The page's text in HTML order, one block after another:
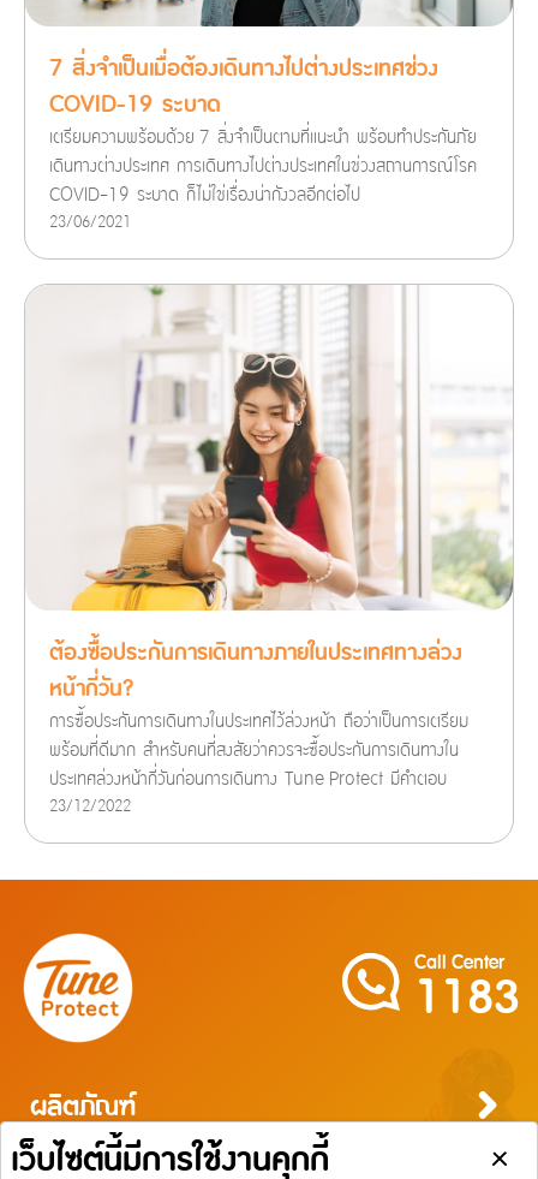
7 สิ่งจำเป็นเมื่อต้องเดินทางไปต่างประเทศช่วง
COVID-19 ระบาด
เตรียมความพร้อมด้วย 7 สิ่งจำเป็นตามที่แนะนำ พร้อมทำประกันภัย
เดินทางต่างประเทศ การเดินทางไปต่างประเทศในช่วงสถานการณ์โรค
COVID-19 ระบาด ก็ไม่ใช่เรื่องน่ากังวลอีกต่อไป
23/06/2021
ต้องซื้อประกันการเดินทางภายในประเทศทางล่วง
หน้ากี่วัน?
การซื้อประกันการเดินทางในประเทศไว้ล่วงหน้า ถือว่าเป็นการเตรียม
พร้อมที่ดีมาก สำหรับคนที่สงสัยว่าควรจะซื้อประกันการเดินทางใน
ประเทศล่วงหน้ากี่วันก่อนการเดินทาง Tune Protect มีคำตอบ
23/12/2022
Call Center
1183
ผลิตภัณฑ์
ประกันภัยสำหรับบุคคล
ประกันภัยการเดินทาง
ประกันภัยสำหรับธุรกิจ
ประกันความเสี่ยงภัยทุกชนิดสำหรับงานรับเหมาก่อสร้าง/ติดตั้งเครื่องจักร